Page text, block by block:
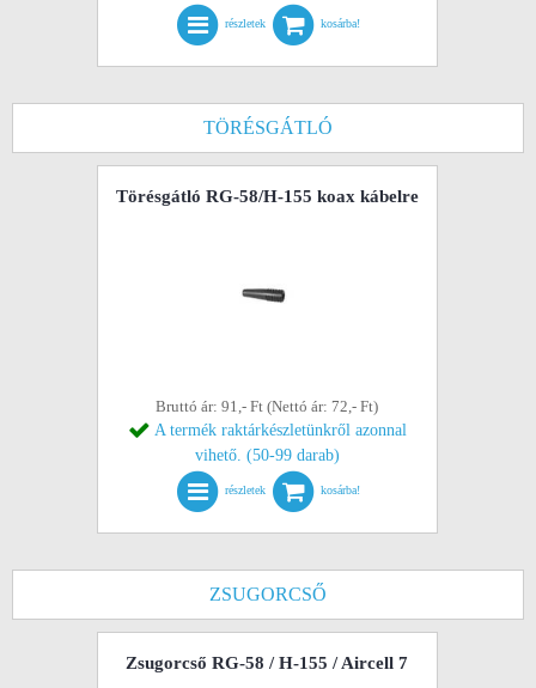
részletek kosárba!
TÖRÉSGÁTLÓ
Törésgátló RG-58/H-155 koax kábelre
Bruttó ár: 91,- Ft (Nettó ár: 72,- Ft)
A termék raktárkészletünkről azonnal
vihető. (50-99 darab)
részletek kosárba!
ZSUGORCSŐ
Zsugorcső RG-58 / H-155 / Aircell 7